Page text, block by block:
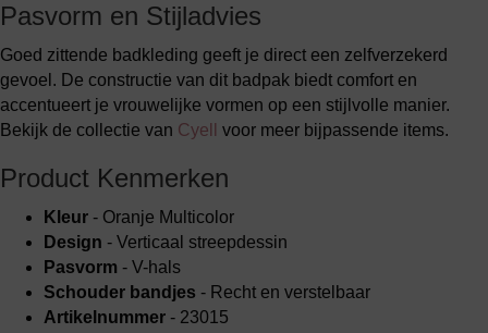
Pasvorm en Stijladvies
Goed zittende badkleding geeft je direct een zelfverzekerd
gevoel. De constructie van dit badpak biedt comfort en
accentueert je vrouwelijke vormen op een stijlvolle manier.
Bekijk de collectie van Cyell voor meer bijpassende items.
Product Kenmerken
Kleur - Oranje Multicolor
Design - Verticaal streepdessin
Pasvorm - V-hals
Schouder bandjes - Recht en verstelbaar
Artikelnummer - 23015